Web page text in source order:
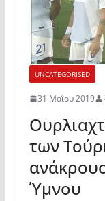
UNCATEGORISED
31 Μαΐου 2019
των
Ύμνου